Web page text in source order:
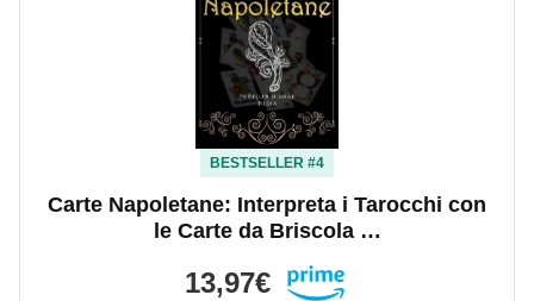
BESTSELLER #4
Carte Napoletane: Interpreta i Tarocchi con
le Carte da Briscola …
13,97€